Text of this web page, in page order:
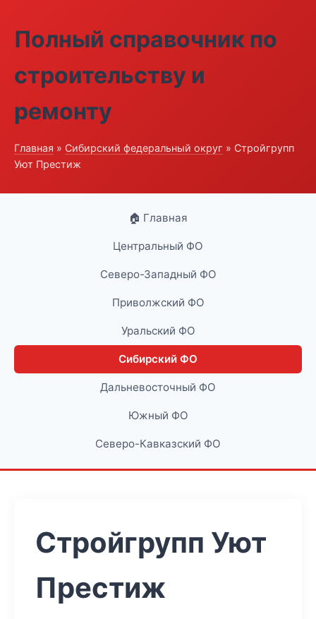
Полный справочник по
строительству и
ремонту
Главная » Сибирский федеральный округ » Стройгрупп
Уют Престиж
🏠 Главная
Центральный ФО
Северо-Западный ФО
Приволжский ФО
Уральский ФО
Сибирский ФО
Дальневосточный ФО
Южный ФО
Северо-Кавказский ФО
Стройгрупп Уют
Престиж